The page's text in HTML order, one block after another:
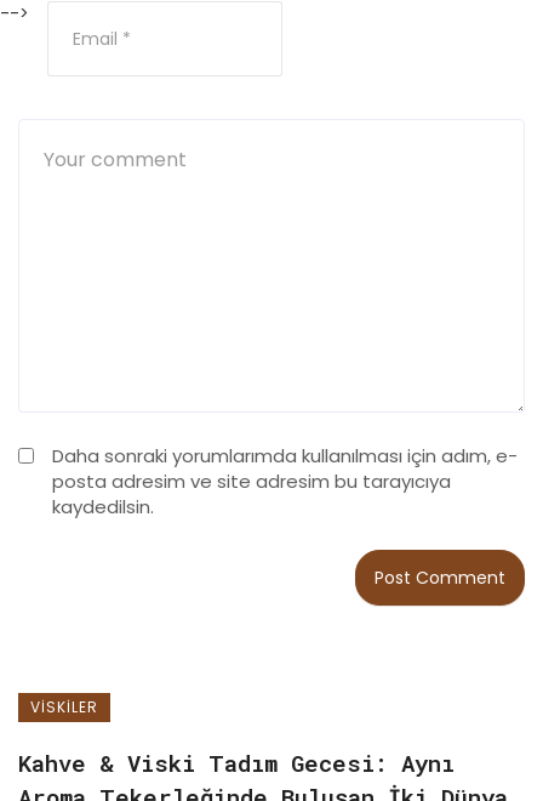
-->
Daha sonraki yorumlarımda kullanılması için adım, e-
posta adresim ve site adresim bu tarayıcıya
kaydedilsin.
VISKILER
Kahve & Viski Tadım Gecesi: Aynı